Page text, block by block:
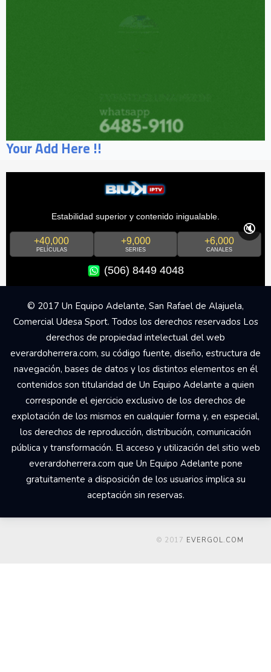
Your Add Here !!
Estabilidad superior y contenido inigualable.
+40,000
PELÍCULAS
+9,000
SERIES
+6,000
CANALES
(506) 8449 4048
🔇
© 2017 Un Equipo Adelante, San Rafael de Alajuela,
Comercial Udesa Sport. Todos los derechos reservados Los
derechos de propiedad intelectual del web
everardoherrera.com, su código fuente, diseño, estructura de
navegación, bases de datos y los distintos elementos en él
contenidos son titularidad de Un Equipo Adelante a quien
corresponde el ejercicio exclusivo de los derechos de
explotación de los mismos en cualquier forma y, en especial,
los derechos de reproducción, distribución, comunicación
pública y transformación. El acceso y utilización del sitio web
everardoherrera.com que Un Equipo Adelante pone
gratuitamente a disposición de los usuarios implica su
aceptación sin reservas.
© 2017 EVERGOL.COM